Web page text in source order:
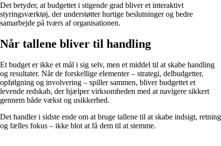
Det betyder, at budgettet i stigende grad bliver et interaktivt
styringsværktøj, der understøtter hurtige beslutninger og bedre
samarbejde på tværs af organisationen.
Når tallene bliver til handling
Et budget er ikke et mål i sig selv, men et middel til at skabe handling
og resultater. Når de forskellige elementer – strategi, delbudgetter,
opfølgning og involvering – spiller sammen, bliver budgettet et
levende redskab, der hjælper virksomheden med at navigere sikkert
gennem både vækst og usikkerhed.
Det handler i sidste ende om at bruge tallene til at skabe indsigt, retning
og fælles fokus – ikke blot at få dem til at stemme.